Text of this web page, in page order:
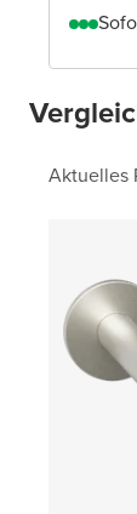
Aktuelles